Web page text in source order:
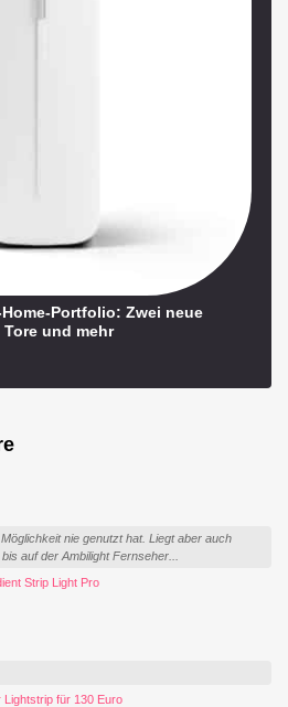
Portfolio: Zwei neue
und mehr
nie genutzt hat. Liegt aber auch
auf der Ambilight Fernseher...
Strip Light Pro
für 130 Euro